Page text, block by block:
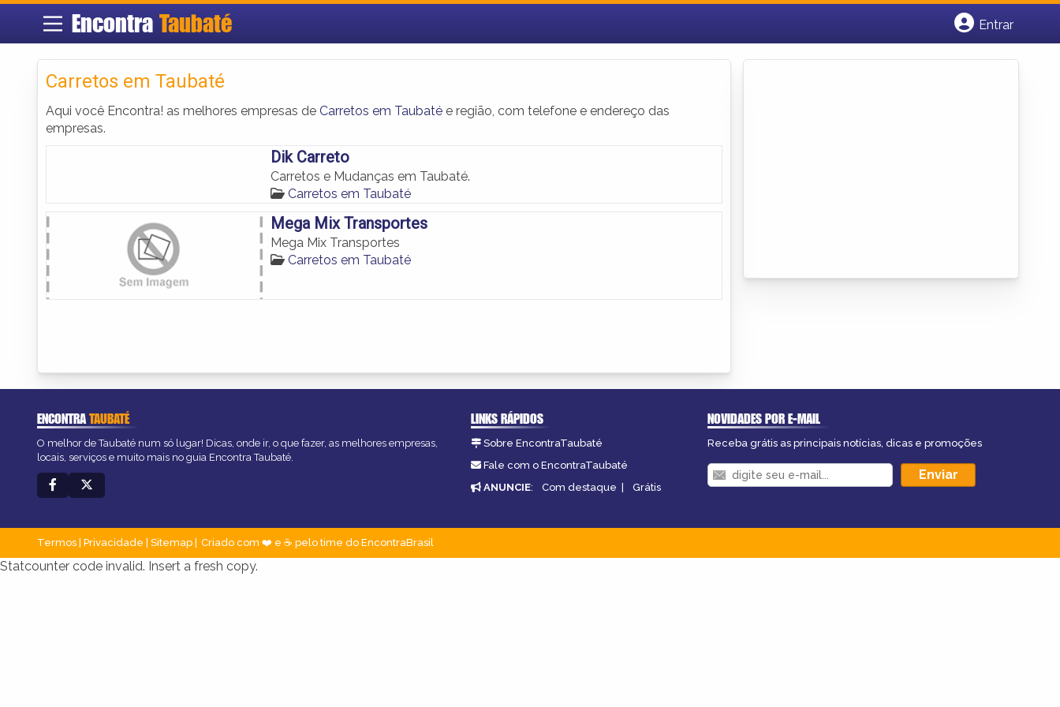
Encontra Taubaté
Entrar
Carretos em Taubaté
Aqui você Encontra! as melhores empresas de Carretos em Taubaté e região, com telefone e endereço das
empresas.
Dik Carreto
Carretos e Mudanças em Taubaté.
Carretos em Taubaté
Mega Mix Transportes
Mega Mix Transportes
Carretos em Taubaté
ENCONTRATAUBATÉ
O melhor de Taubaté num só lugar! Dicas, onde ir, o que fazer, as melhores empresas,
locais, serviços e muito mais no guia Encontra Taubaté.
LINKS RÁPIDOS
Sobre EncontraTaubaté
Fale com o EncontraTaubaté
ANUNCIE: Com destaque | Grátis
NOVIDADES POR E-MAIL
Receba grátis as principais notícias, dicas e promoções
Termos Privacidade Sitemap Criado com ❤️ e ☕ pelo time do EncontraBrasil
Statcounter code invalid. Insert a fresh copy.